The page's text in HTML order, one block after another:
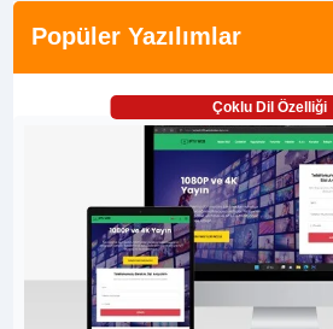
Popüler Yazılımlar
Çoklu Dil Özelliği